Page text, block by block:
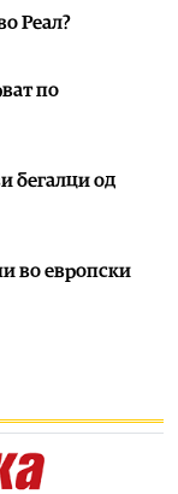
Реал?
по
бегалци од
во европски
иднина: